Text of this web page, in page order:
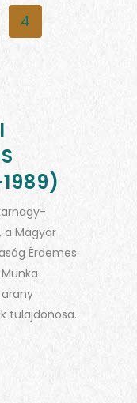
4
a Magyar
Érdemes
tulajdonosa.